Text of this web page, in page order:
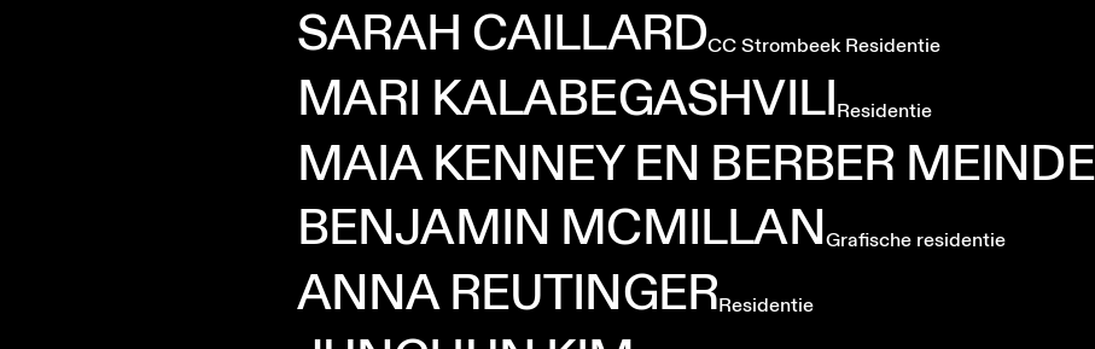
SARAH CAILLARDCC Strombeek Residentie
MARI KALABEGASHVILIResidentie
MAIA KENNEY EN BERBER
BENJAMIN MCMILLANGrafische residentie
ANNA REUTINGERResidentie